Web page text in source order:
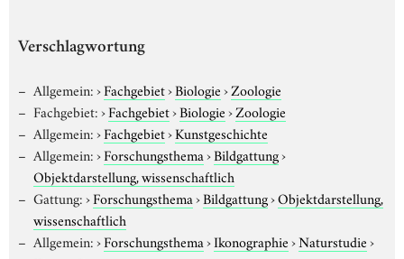
Verschlagwortung
Allgemein:›Fachgebiet›Biologie›Zoologie
Fachgebiet:›Fachgebiet›Biologie›Zoologie
Allgemein:›Fachgebiet›Kunstgeschichte
Allgemein:›Forschungsthema›Bildgattung›
Objektdarstellung, wissenschaftlich
Gattung:›Forschungsthema›Bildgattung›Objektdarstellung,
wissenschaftlich
Allgemein:›Forschungsthema›Ikonographie›Naturstudie›